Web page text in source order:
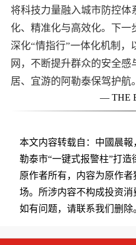
将科技力量融入城市防控体
化、精准化与高效化。下一
深化“情指行”一体化机制，
网，不断提升群众的安全
居、宜游的阿勒泰保驾护航。
— THE
本文内容转载自：中國晨
勒泰市“一键式报警柱”打
原作者所有，内容为原作
场。所涉内容不构成投资消
如有问题，请联系我们删除